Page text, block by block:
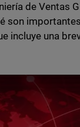
de Ventas
son
incluye una